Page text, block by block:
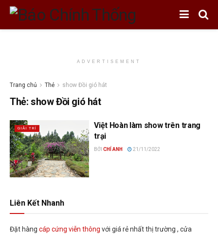
ADVERTISEMENT
Trang chủ Thẻ show Đồi gió hát
Thẻ:show Đồi gió hát
GIẢI TRÍ
Việt Hoàn làm show trên trang
trại
BỞI CHÍ ANH 21/11/2022
Liên Kết Nhanh
Đặt hàng cáp cứng viễn thông với giá rẻ nhất thị trường , cửa